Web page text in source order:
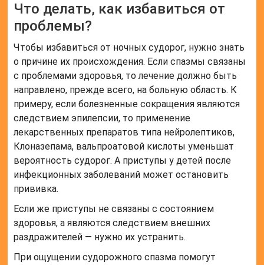
Что делать, как избавиться от
проблемы?
Чтобы избавиться от ночных судорог, нужно знать
о причине их происхождения. Если спазмы связаны
с проблемами здоровья, то лечение должно быть
направлено, прежде всего, на больную область. К
примеру, если болезненные сокращения являются
следствием эпилепсии, то применение
лекарственных препаратов типа нейролептиков,
Клоназепама, вальпроатовой кислоты уменьшат
вероятность судорог. А приступы у детей после
инфекционных заболеваний может остановить
прививка.
Если же приступы не связаны с состоянием
здоровья, а являются следствием внешних
раздражителей — нужно их устранить.
При ощущении судорожного спазма помогут